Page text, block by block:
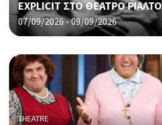
EXPLICIT ΣΤΟ ΘΕΑΤΡΟ ΡΙΑΛΤΟ
07/09/2026 - 09/09/2026
THEATRE